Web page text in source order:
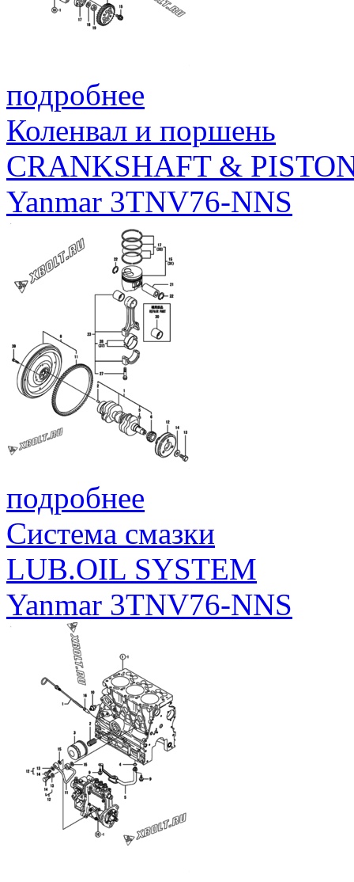
подробнее
Коленвал и поршень
CRANKSHAFT &
Yanmar 3TNV76-NNS
подробнее
Система смазки
LUB.OIL SYSTEM
Yanmar 3TNV76-NNS